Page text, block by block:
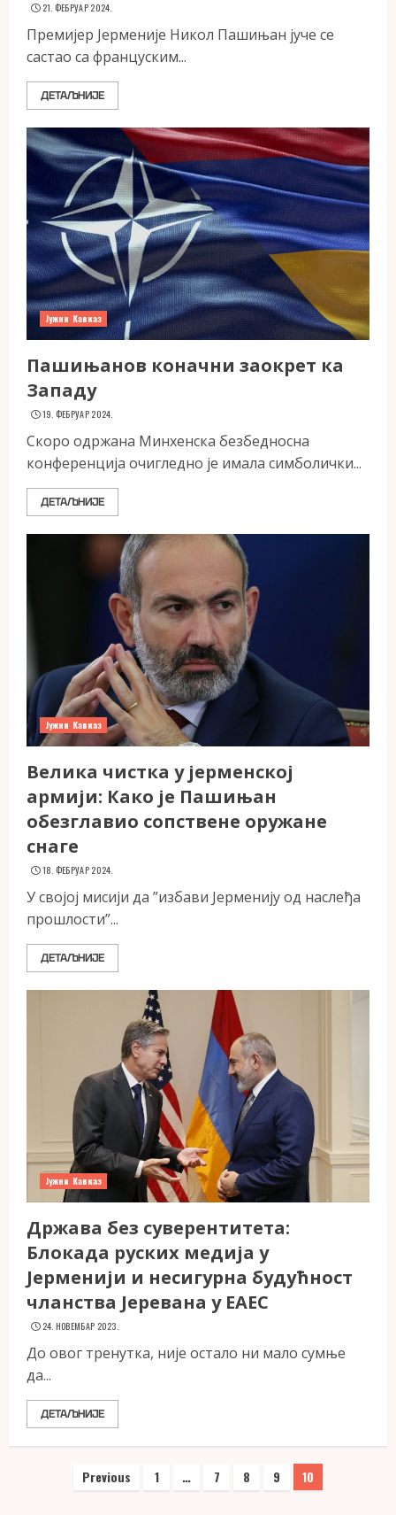
21. ФЕБРУАР 2024.
Премијер Јерменије Никол Пашињан јуче се
састао са француским...
ДЕТАЉНИЈЕ
Јужни Кавказ
Пашињанов коначни заокрет ка
Западу
19. ФЕБРУАР 2024.
Скоро одржана Минхенска безбедносна
конференција очигледно је имала симболички...
ДЕТАЉНИЈЕ
Јужни Кавказ
Велика чистка у јерменској
армији: Како је Пашињан
обезглавио сопствене оружане
снаге
18. ФЕБРУАР 2024.
У својој мисији да ”избави Јерменију од наслеђа
прошлости”...
ДЕТАЉНИЈЕ
Јужни Кавказ
Држава без суверентитета:
Блокада руских медија у
Јерменији и несигурна будућност
чланства Јеревана у ЕАЕС
24. НОВЕМБАР 2023.
До овог тренутка, није остало ни мало сумње
да...
ДЕТАЉНИЈЕ
Пагинација
Previous 1 … 7 8 9 10